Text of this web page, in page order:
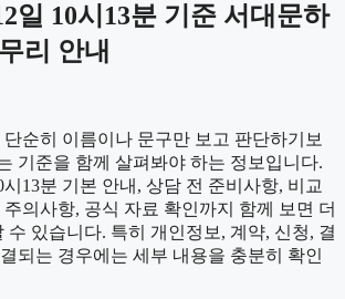
일 10시13분 기준 서대문하
리 안내
순히 이름이나 문구만 보고 판단하기보
기준을 함께 살펴봐야 하는 정보입니다.
시13분 기본 안내, 상담 전 준비사항, 비교
의사항, 공식 자료 확인까지 함께 보면 더
수 있습니다. 특히 개인정보, 계약, 신청, 결
되는 경우에는 세부 내용을 충분히 확인